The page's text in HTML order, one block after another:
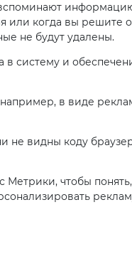
когда вы решите
не будут удалены.
систему и
в виде
видны коду
чтобы понять,